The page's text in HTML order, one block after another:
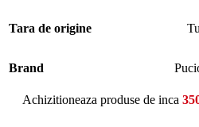
Tara de origine
Brand
Achizitioneaza produse de inca